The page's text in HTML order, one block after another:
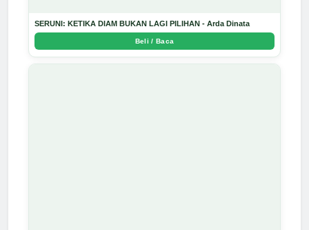
SERUNI: KETIKA DIAM BUKAN LAGI PILIHAN - Arda Dinata
Beli / Baca